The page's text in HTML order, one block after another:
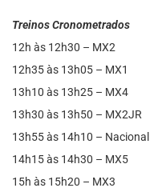
Treinos Cronometrados
12h às 12h30 – MX2
12h35 às 13h05 – MX1
13h10 às 13h25 – MX4
13h30 às 13h50 – MX2JR
13h55 às 14h10 – Nacional
14h15 às 14h30 – MX5
15h às 15h20 – MX3